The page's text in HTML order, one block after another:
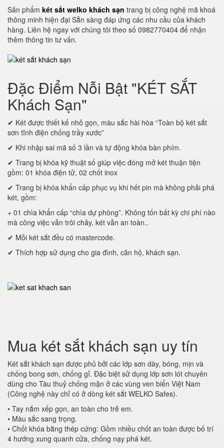
Sản phẩm két sắt welko khách sạn trang bị công nghệ mã khoá
thông minh hiện đại Sẵn sàng đáp ứng các nhu cầu của khách
hàng. Liên hệ ngay với chúng tôi theo số 0982770404 để nhận
thêm thông tin tư vấn.
Đặc Điểm Nỗi Bật "KÉT SẮT
Khách Sạn"
✔ Két được thiết kế nhỏ gọn, màu sắc hài hòa “Toàn bộ két sắt
sơn tĩnh điện chống trầy xước”
✔ Khi nhập sai mã số 3 lần và tự động khóa bàn phím.
✔ Trang bị khóa kỹ thuật số giúp việc đóng mở két thuận tiện
gồm: 01 khóa điện tử, 02 chốt inox
✔ Trang bị khóa khẩn cấp phục vụ khi hết pin mà không phải phá
két, gồm:
+ 01 chìa khẩn cấp “chìa dự phòng”. Không tốn bất kỳ chi phí nào
mà công việc vẫn trôi chảy, két vẫn an toàn..
✔ Mỗi két sắt đều có mastercode.
✔ Thích hợp sử dụng cho gia đình, căn hộ, khách sạn.
Mua két sắt khách sạn uy tín
Két sắt khách sạn được phủ bởi các lớp sơn dày, bóng, mịn và
chống bong sơn, chống gỉ. Đặc biệt sử dụng lớp sơn lót chuyên
dùng cho Tàu thuỷ chống mặn ở các vùng ven biển Việt Nam
(Công nghệ này chỉ có ở dòng két sắt WELKO Safes).
• Tay nắm xếp gọn, an toàn cho trẻ em.
• Màu sắc sang trọng.
• Chốt khóa bằng thép cứng: Gồm nhiều chốt an toàn được bố trí
4 hướng xung quanh cửa, chống nạy phá két.